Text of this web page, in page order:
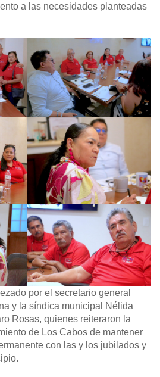
a las necesidades planteadas
por el secretario general
y la síndica municipal Nélida
Rosas, quienes reiteraron la
de Los Cabos de mantener
con las y los jubilados y